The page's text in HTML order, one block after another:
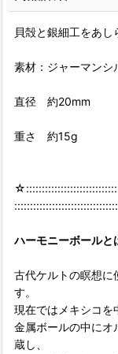
貝殻と銀細工をあし
素材：ジャーマンシ
直径 約20mm
重さ 約15g
ハーモニーボールと
古代ケルトの瞑想に
す。
現在ではメキシコを
金属ボールの中にオ
蔵し、